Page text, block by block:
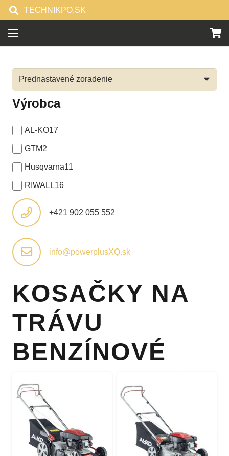
TECHNIKPO.SK
Výrobca
AL-KO17
GTM2
Husqvarna11
RIWALL16
+421 902 055 552
info@powerplusXQ.sk
KOSAČKY NA
TRÁVU
BENZÍNOVÉ